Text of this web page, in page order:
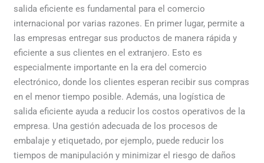
salida eficiente es fundamental para el comercio
internacional por varias razones. En primer lugar, permite a
las empresas entregar sus productos de manera rápida y
eficiente a sus clientes en el extranjero. Esto es
especialmente importante en la era del comercio
electrónico, donde los clientes esperan recibir sus compras
en el menor tiempo posible. Además, una logística de
salida eficiente ayuda a reducir los costos operativos de la
empresa. Una gestión adecuada de los procesos de
embalaje y etiquetado, por ejemplo, puede reducir los
tiempos de manipulación y minimizar el riesgo de daños